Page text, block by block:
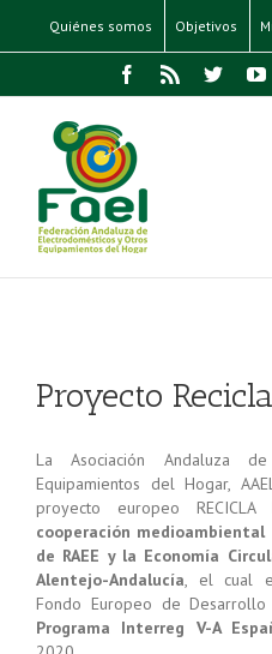
Quiénes somos Objetivos
Proyecto
La Asociación Andaluza
Equipamientos del Hogar,
proyecto europeo
cooperación
de RAEE y la Economía
Alentejo-Andalucía , el cual
Fondo Europeo de Desarrollo
Programa Interreg V-A